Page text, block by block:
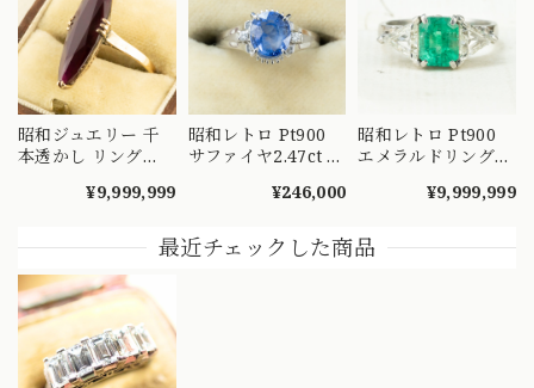
昭和ジュエリー 千
本透かし リング
昭和レトロ 陽刻 赤
指輪 MOR00549
¥9,999,999
昭和レトロ Pt900
サファイヤ2.47ct ダ
プラチナ 腰高 日本
OKR00228
¥246,000
昭和レトロ Pt900
エメラルドリング
トカット ダイヤモ
テージジュエリー
～顔まで美しい ト
¥9,999,999
最近チェックした商品